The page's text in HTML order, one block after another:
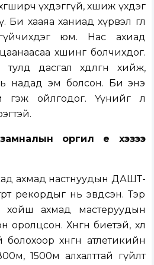
үхдэггүй, хөшиж үхдэг
хааяа ханиад хүрвэл өглөө
юм. Нас ахиад
хөшингө болчихдог.
тулд дасгал хөдөлгөөн хийж,
надад эм болсон. Би энэ
гэж ойлгодог. Үүнийг л
оргил үе хэзээ
ахмад настнуудын ДАШТ-
рекордыг нь эвдсэн. Тэр
хойш ахмад мастеруудын
Хөнгөн биетэй, хөл
хөнгөн атлетикийн
1500м алхалттай гүйлт